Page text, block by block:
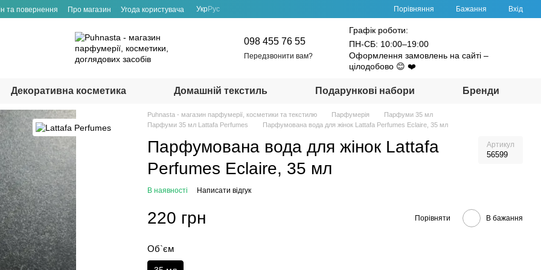
та повернення Про магазин Угода користувача УкрРус Порівняння Бажання Вхід
098 455 76 55
Передзвонити вам?
Графік роботи:
ПН-СБ: 10:00–19:00
Оформлення замовлень на сайті –
цілодобово 😊 ❤️
Декоративна косметика Домашній текстиль Подарункові набори Бренди
Puhnasta - магазин парфумерії, косметики та текстилю Парфумерія
Парфуми 35 мл
Парфуми 35 мл Lattafa Perfumes
Парфумована вода для жінок Lattafa Perfumes Eclaire, 35 мл
Парфумована вода для жінок Lattafa
Perfumes Eclaire, 35 мл
Артикул
56599
В наявності Написати відгук
220 грн Порівняти В бажання
Об`єм